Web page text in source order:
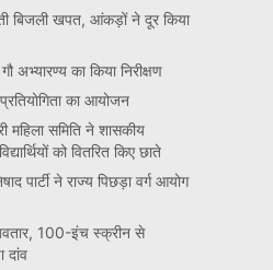
बिजली खपत, आंकड़ों ने दूर किया
अभ्यारण्य का किया निरीक्षण
का आयोजन
महिला समिति ने शासकीय
को वितरित किए छाते
पार्टी ने राज्य पिछड़ा वर्ग आयोग
अवतार, 100-इंच स्क्रीन से
दांव